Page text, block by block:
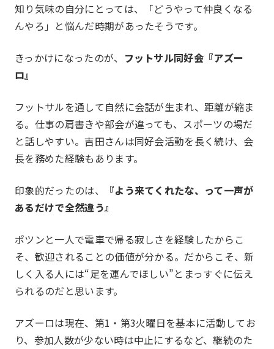
知り気味の自分にとっては、「どうやって仲良くなる
んやろ」と悩んだ時期があったそうです。
きっかけになったのが、 フットサル同好会『アズー
ロ』
フットサルを通して自然に会話が生まれ、距離が縮ま
る。仕事の肩書きや部会が違っても、スポーツの場だ
と話しやすい。吉田さんは同好会活動を長く続け、会
長を務めた経験もあります。
印象的だったのは、
『よう来てくれたな、って一声が
あるだけで全然違う』
ポツンと一人で電車で帰る寂しさを経験したからこ
そ、歓迎されることの価値が分かる。だからこそ、新
しく入る人には“足を運んでほしい”とまっすぐに伝え
られるのだと思います。
アズーロは現在、第1・第3火曜日を基本に活動してお
り、参加人数が少ない時は中止にするなど、継続のた